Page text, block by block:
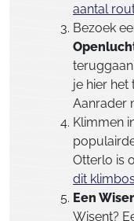
aantal
Bezoek
je hier het
Aanrader
Klimmen
Otterlo is
dit
Een
Wisent?